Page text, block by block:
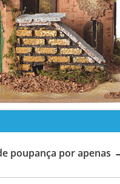
poupança por apenas